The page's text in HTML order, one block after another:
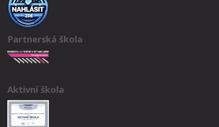
Partnerská škola
Aktivní škola